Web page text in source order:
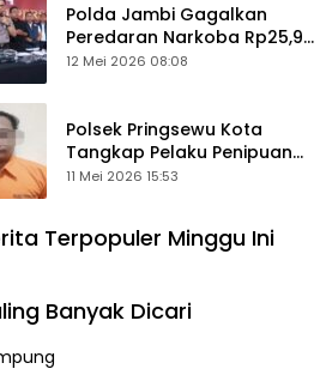
Polda Jambi Gagalkan
Peredaran Narkoba Rp25,9
Miliar, Empat Tersangka
12 Mei 2026 08:08
Polsek Pringsewu Kota
Tangkap Pelaku Penipuan
Mobil, Sempat Kabur ke Jambi
11 Mei 2026 15:53
Terpopuler Minggu Ini
Banyak Dicari